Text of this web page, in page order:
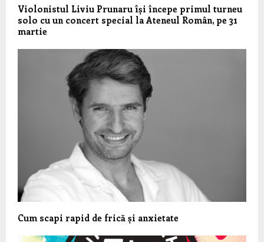
Violonistul Liviu Prunaru își începe primul turneu
solo cu un concert special la Ateneul Român, pe 31
martie
Cum scapi rapid de frică și anxietate